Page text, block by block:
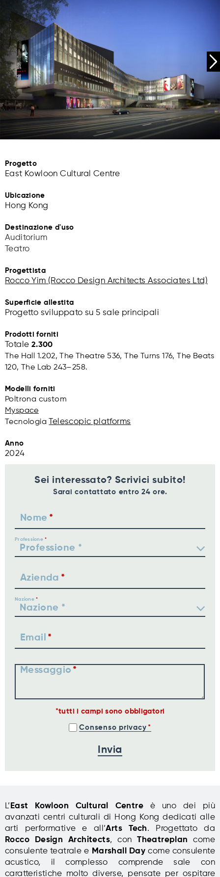
Progetto
East Kowloon Cultural Centre
Ubicazione
Hong Kong
Destinazione d'uso
Auditorium
Teatro
Progettista
Rocco Yim (Rocco Design Architects Associates Ltd)
Superficie allestita
Progetto sviluppato su 5 sale principali
Prodotti forniti
Totale 2.300
The Hall 1.202, The Theatre 536, The Turns 176, The Beats
120, The Lab 243–258.
Modelli forniti
Poltrona custom
Myspace
Tecnologia
Telescopic platforms
Anno
2024
Sei interessato? Scrivici subito!
Sarai contattato entro 24 ore.
Nome
Professione
Azienda
Nazione
Email
Messaggio
tutti i campi sono obbligatori
Consenso privacy
L’ East Kowloon Cultural Centre è uno dei più
avanzati centri culturali di Hong Kong dedicati alle
arti performative e all’Arts Tech. Progettato da
Rocco Design Architects, conTheatreplan come
consulente teatrale e Marshall Daycome consulente
acustico, il complesso comprende sale con
caratteristiche molto diverse, pensate per ospitare